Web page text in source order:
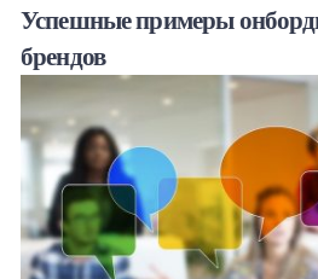
Успешные примеры
брендов